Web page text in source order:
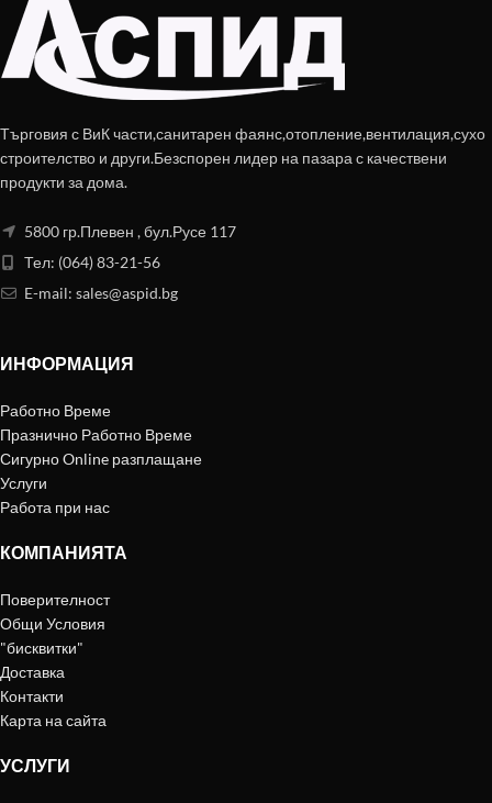
Търговия с ВиК части,санитарен фаянс,отопление,вентилация,сухо
строителство и други.Безспорен лидер на пазара с качествени
продукти за дома.
5800 гр.Плевен , бул.Русе 117
Тел: (064) 83-21-56
E-mail: sales@aspid.bg
ИНФОРМАЦИЯ
Работно Време
Празнично Работно Време
Сигурно Online разплащане
Услуги
Работа при нас
КОМПАНИЯТА
Поверителност
Общи Условия
"бисквитки"
Доставка
Контакти
Карта на сайта
УСЛУГИ